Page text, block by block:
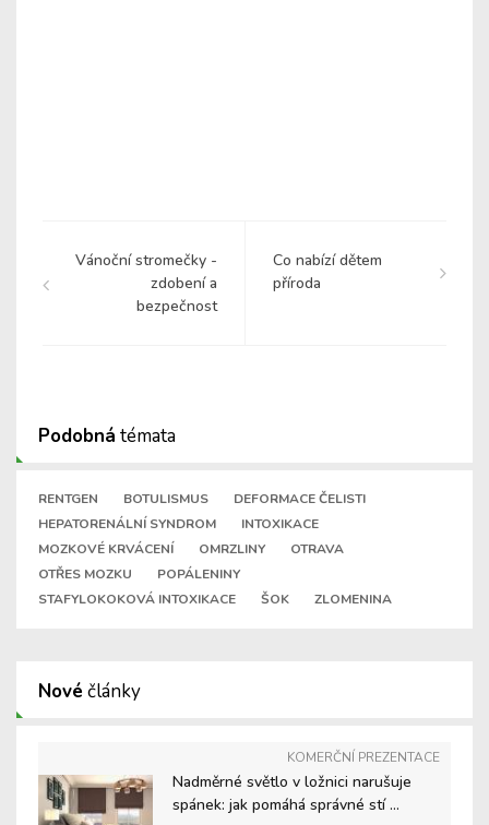
Vánoční stromečky -
zdobení a
bezpečnost
Co nabízí dětem
příroda
Podobná témata
RENTGEN BOTULISMUS
DEFORMACE ČELISTI
HEPATORENÁLNÍ SYNDROM
INTOXIKACE
MOZKOVÉ KRVÁCENÍ
OMRZLINY
OTRAVA
OTŘES MOZKU
POPÁLENINY
STAFYLOKOKOVÁ INTOXIKACE
ŠOK ZLOMENINA
Nové články
KOMERČNÍ PREZENTACE
Nadměrné světlo v ložnici narušuje
spánek: jak pomáhá správné stí ...